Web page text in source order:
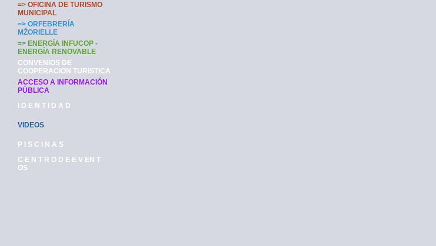
=> OFICINA DE TURISMO
MUNICIPAL
=> ORFEBRERÍA
MŽORIELLE
=> ENERGÍA INFUCOP -
ENERGÍA RENOVABLE
CONVENIOS DE
COOPERACION TURISTICA
ACCESO A INFORMACIÓN
PÚBLICA
I D E N T I D A D
VIDEOS
P I S C I N A S
C E N T R O D E E V EN T
OS